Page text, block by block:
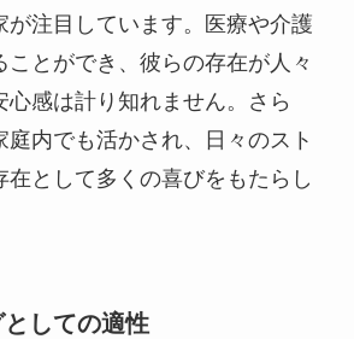
が注目しています。医療や介護
とができ、彼らの存在が人々
心感は計り知れません。さら
庭内でも活かされ、日々のスト
在として多くの喜びをもたらし
しての適性